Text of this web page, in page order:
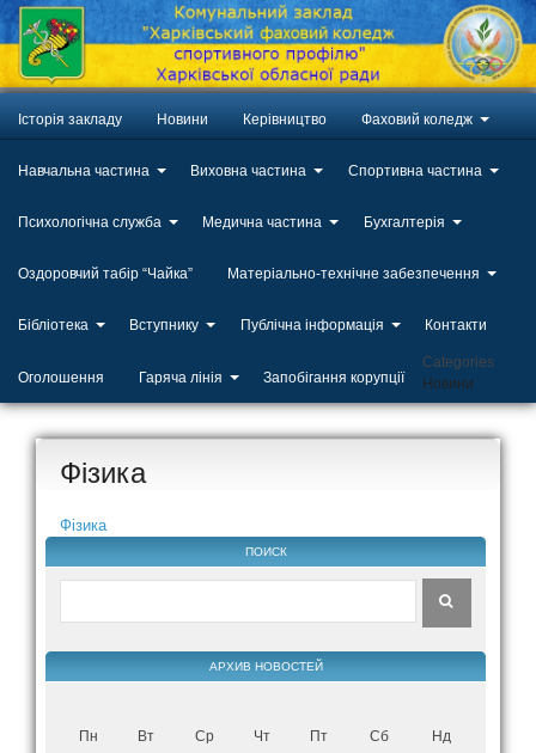
Історія закладу Новини Керівництво Фаховий коледж
Навчальна частина Виховна частина Спортивна частина
Психологічна служба Медична частина Бухгалтерія
Оздоровчий табір “Чайка” Матеріально-технічне забезпечення
Бібліотека Вступнику Публічна інформація Контакти
Оголошення Гаряча лінія Запобігання корупції
Categories
Новини
Фізика
Фізика
ПОИСК
АРХИВ НОВОСТЕЙ
Пн Вт Ср Чт Пт Сб Нд